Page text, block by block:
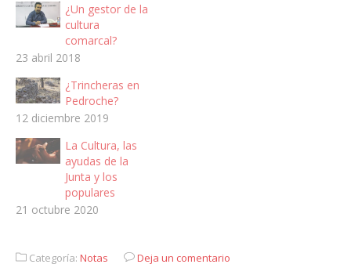
¿Un gestor de la
cultura
comarcal?
23 abril 2018
¿Trincheras en
Pedroche?
12 diciembre 2019
La Cultura, las
ayudas de la
Junta y los
populares
21 octubre 2020
Categoría: Notas Deja un comentario